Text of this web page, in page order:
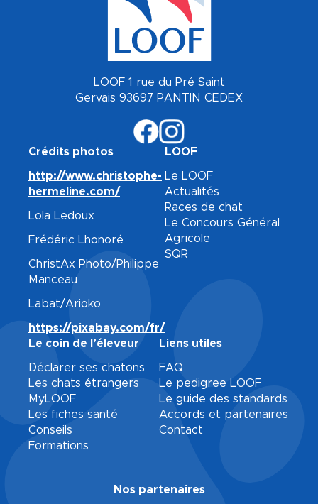
LOOF 1 rue du Pré Saint
Gervais 93697 PANTIN CEDEX
Crédits photos
http://www.christophe-
hermeline.com/
Lola Ledoux
Frédéric Lhonoré
ChristAx Photo/Philippe
Manceau
Labat/Arioko
https://pixabay.com/fr/
LOOF
Le LOOF
Actualités
Races de chat
Le Concours Général
Agricole
SQR
Le coin de l’éleveur
Déclarer ses chatons
Les chats étrangers
MyLOOF
Les fiches santé
Conseils
Formations
Liens utiles
FAQ
Le pedigree LOOF
Le guide des standards
Accords et partenaires
Contact
Nos partenaires